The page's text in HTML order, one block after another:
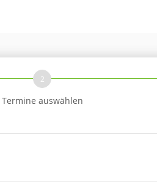
2
Termine auswählen